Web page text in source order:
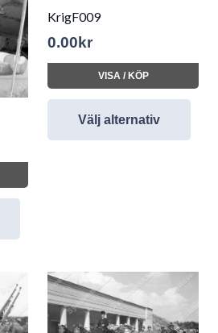
KrigF009
0.00kr
VISA / KÖP
Välj alternativ